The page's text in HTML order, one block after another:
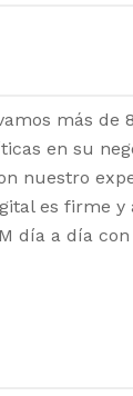
más
en su
nuestro
es firme y
día a día